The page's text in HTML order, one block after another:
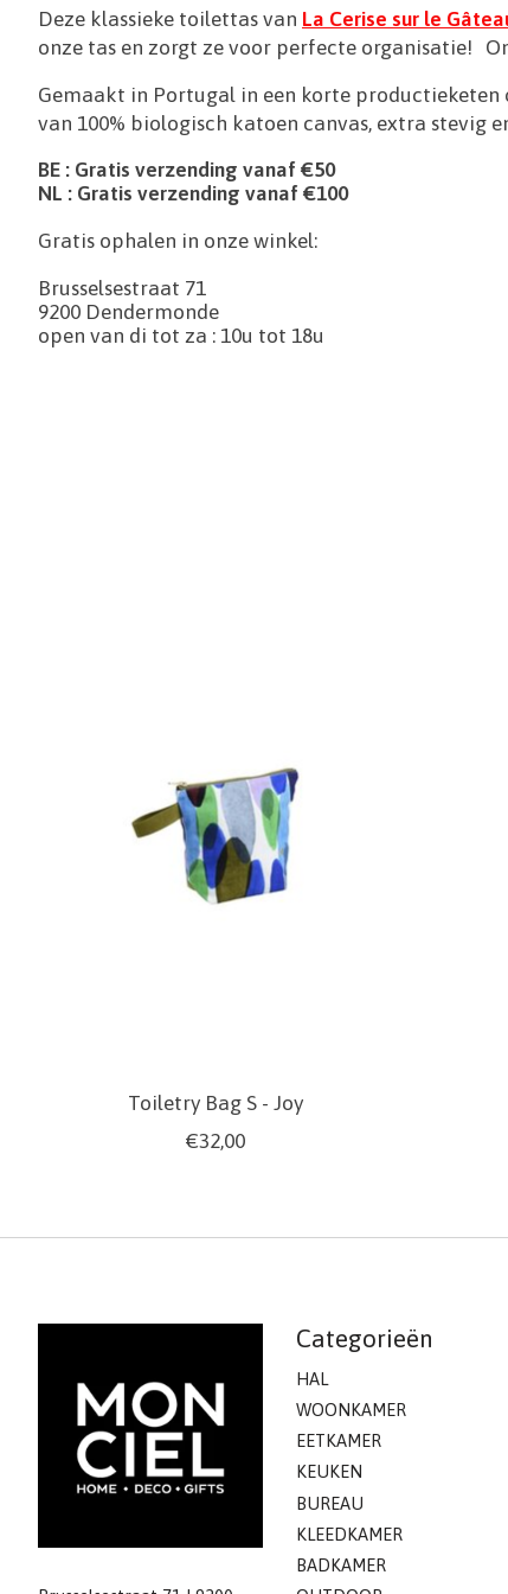
Deze klassieke toilettas van La Cerise sur le
onze tas en zorgt ze voor perfecte organisatie!
Gemaakt in Portugal in een korte
van 100% biologisch katoen canvas, extra stevig
BE : Gratis verzending vanaf €50
NL : Gratis verzending vanaf €100
Gratis ophalen in onze winkel:
Brusselsestraat 71
9200 Dendermonde
open van di tot za : 10u tot 18u
Toiletry Bag S - Joy
€32,00
Categorieën
HAL
WOONKAMER
EETKAMER
KEUKEN
BUREAU
KLEEDKAMER
BADKAMER